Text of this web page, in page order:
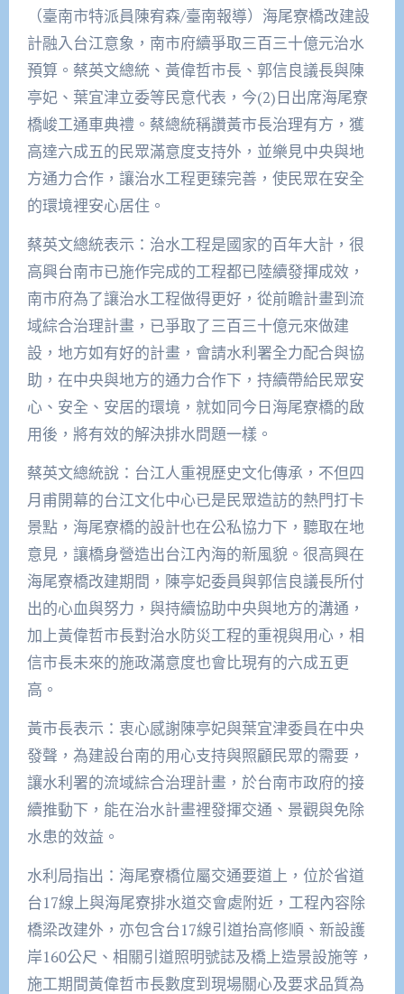
（臺南市特派員陳宥森/臺南報導）海尾寮橋改建設
計融入台江意象，南市府續爭取三百三十億元治水
預算。蔡英文總統、黃偉哲市長、郭信良議長與陳
亭妃、葉宜津立委等民意代表，今(2)日出席海尾寮
橋峻工通車典禮。蔡總統稱讚黃市長治理有方，獲
高達六成五的民眾滿意度支持外，並樂見中央與地
方通力合作，讓治水工程更臻完善，使民眾在安全
的環境裡安心居住。
蔡英文總統表示：治水工程是國家的百年大計，很
高興台南市已施作完成的工程都已陸續發揮成效，
南市府為了讓治水工程做得更好，從前瞻計畫到流
域綜合治理計畫，已爭取了三百三十億元來做建
設，地方如有好的計畫，會請水利署全力配合與協
助，在中央與地方的通力合作下，持續帶給民眾安
心、安全、安居的環境，就如同今日海尾寮橋的啟
用後，將有效的解決排水問題一樣。
蔡英文總統說：台江人重視歷史文化傳承，不但四
月甫開幕的台江文化中心已是民眾造訪的熱門打卡
景點，海尾寮橋的設計也在公私協力下，聽取在地
意見，讓橋身營造出台江內海的新風貌。很高興在
海尾寮橋改建期間，陳亭妃委員與郭信良議長所付
出的心血與努力，與持續協助中央與地方的溝通，
加上黃偉哲市長對治水防災工程的重視與用心，相
信市長未來的施政滿意度也會比現有的六成五更
高。
黃市長表示：衷心感謝陳亭妃與葉宜津委員在中央
發聲，為建設台南的用心支持與照顧民眾的需要，
讓水利署的流域綜合治理計畫，於台南市政府的接
續推動下，能在治水計畫裡發揮交通、景觀與免除
水患的效益。
水利局指出：海尾寮橋位屬交通要道上，位於省道
台17線上與海尾寮排水道交會處附近，工程內容除
橋梁改建外，亦包含台17線引道抬高修順、新設護
岸160公尺、相關引道照明號誌及橋上造景設施等，
施工期間黃偉哲市長數度到現場關心及要求品質為